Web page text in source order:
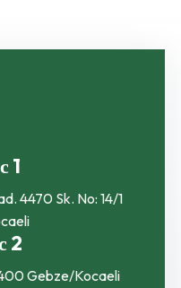
1
4470 Sk. No: 14/1
2
Gebze/Kocaeli